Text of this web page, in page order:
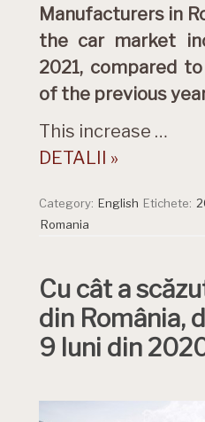
Manufacturers in
the car market
2021, compared
of the previous
This increase …
DETALII »
Category: English Etichete:
Romania
Cu cât a
din România,
9 luni din